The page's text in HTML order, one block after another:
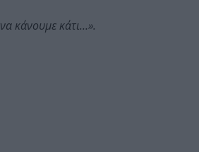
κάνουμε κάτι…».